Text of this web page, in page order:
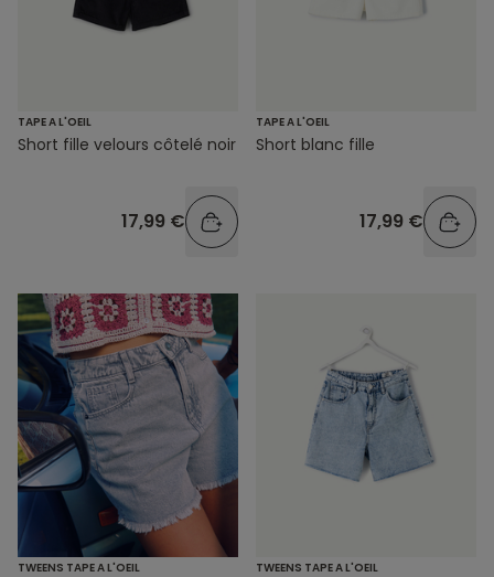
TAPE A L'OEIL
Short fille velours côtelé noir
17,99 €
TAPE A L'OEIL
Short blanc fille
17,99 €
TWEENS TAPE A L'OEIL TWEENS TAPE A L'OEIL